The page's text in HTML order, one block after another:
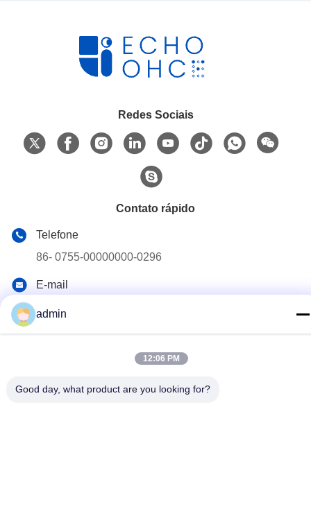
Redes Sociais
Contato rápido
Telefone
86- 0755-00000000-0296
E-mail
Wuxi, província de Jiangsu
admin
12:06 PM
Good day, what product are you looking for?